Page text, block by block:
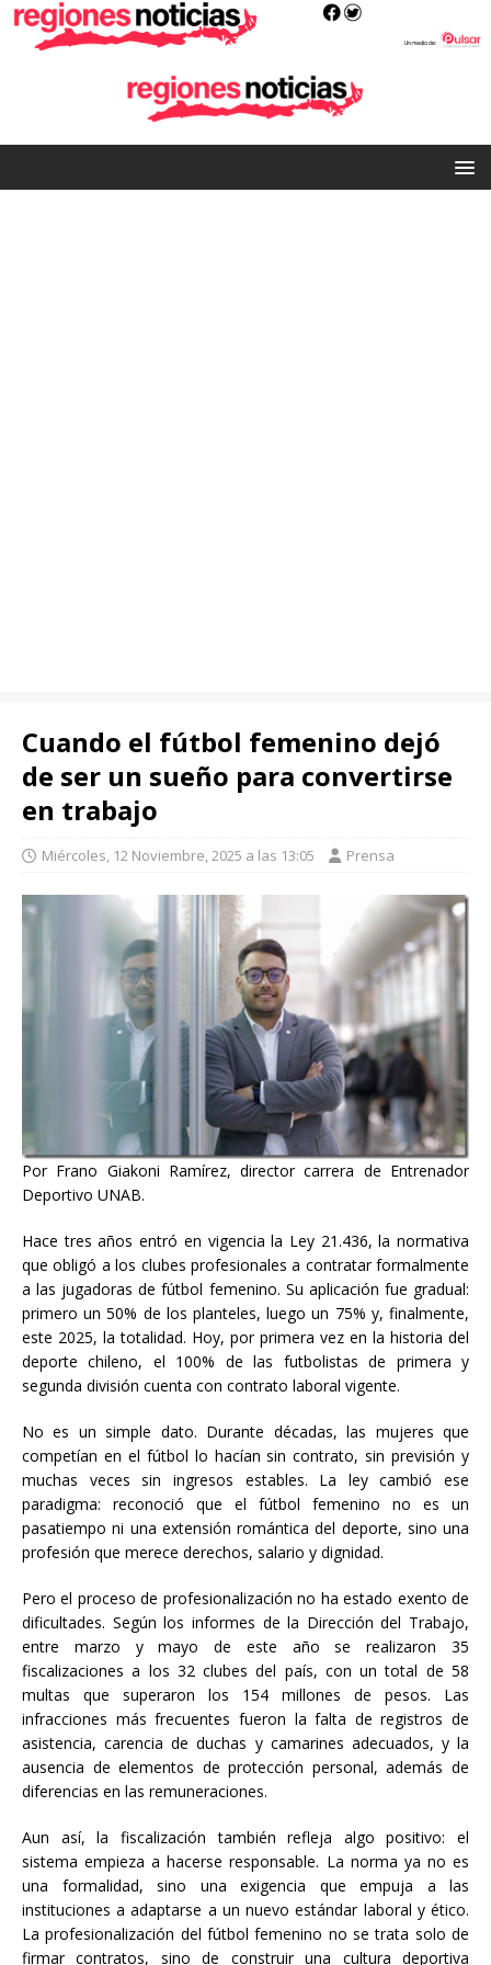
Cuando el fútbol femenino dejó
de ser un sueño para convertirse
en trabajo
Miércoles, 12 Noviembre, 2025 a las 13:05 Prensa
Por Frano Giakoni Ramírez, director carrera de Entrenador
Deportivo UNAB.
Hace tres años entró en vigencia la Ley 21.436, la normativa
que obligó a los clubes profesionales a contratar formalmente
a las jugadoras de fútbol femenino. Su aplicación fue gradual:
primero un 50% de los planteles, luego un 75% y, finalmente,
este 2025, la totalidad. Hoy, por primera vez en la historia del
deporte chileno, el 100% de las futbolistas de primera y
segunda división cuenta con contrato laboral vigente.
No es un simple dato. Durante décadas, las mujeres que
competían en el fútbol lo hacían sin contrato, sin previsión y
muchas veces sin ingresos estables. La ley cambió ese
paradigma: reconoció que el fútbol femenino no es un
pasatiempo ni una extensión romántica del deporte, sino una
profesión que merece derechos, salario y dignidad.
Pero el proceso de profesionalización no ha estado exento de
dificultades. Según los informes de la Dirección del Trabajo,
entre marzo y mayo de este año se realizaron 35
fiscalizaciones a los 32 clubes del país, con un total de 58
multas que superaron los 154 millones de pesos. Las
infracciones más frecuentes fueron la falta de registros de
asistencia, carencia de duchas y camarines adecuados, y la
ausencia de elementos de protección personal, además de
diferencias en las remuneraciones.
Aun así, la fiscalización también refleja algo positivo: el
sistema empieza a hacerse responsable. La norma ya no es
una formalidad, sino una exigencia que empuja a las
instituciones a adaptarse a un nuevo estándar laboral y ético.
La profesionalización del fútbol femenino no se trata solo de
firmar contratos, sino de construir una cultura deportiva